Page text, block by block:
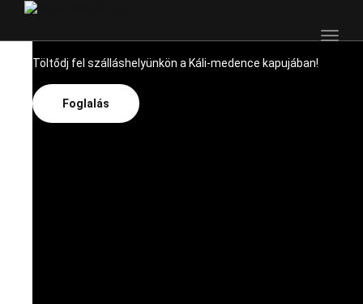
Töltődj fel szálláshelyünkön a Káli-medence kapujában!
Foglalás